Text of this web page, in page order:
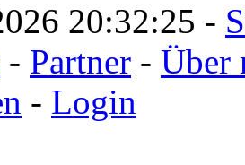
20:32:25 -
- Partner - Über
- Login